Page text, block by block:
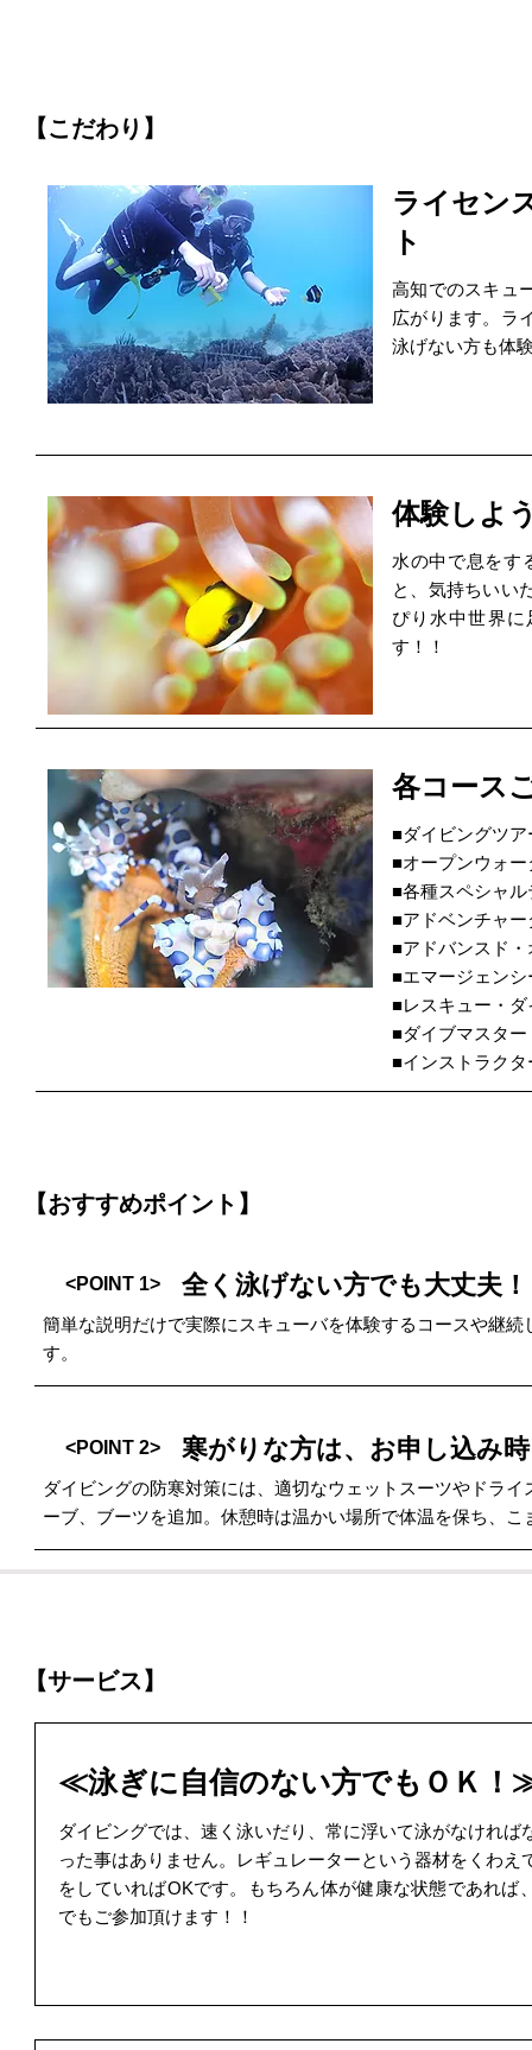
【こだわり】
ライセン
ト
高知でのスキュ
広がります。ラ
泳げない方も体
体験しよ
水の中で息をす
と、気持ちいい
ぴり水中世界
す！！
各コース
■ダイビングツア
■オープンウォ
■各種スペシャ
■アドベンチャ
■アドバンスド
■エマージェン
■レスキュー・
■ダイブマスター
■インストラク
【おすすめポイント】
<POINT 1> 全く泳げない方でも大丈夫！
簡単な説明だけで実際にスキューバを体験するコースや継
す。
<POINT 2> 寒がりな方は、お申し込み
ダイビングの防寒対策には、適切なウェットスーツやドラ
ーブ、ブーツを追加。休憩時は温かい場所で体温を保ち、
【サービス】
≪泳ぎに自信のない方でもＯＫ！
ダイビングでは、速く泳いだり、常に浮いて泳がなければ
った事はありません。レギュレーターという器材をくわえ
をしていればOKです。もちろん体が健康な状態であれば
でもご参加頂けます！！